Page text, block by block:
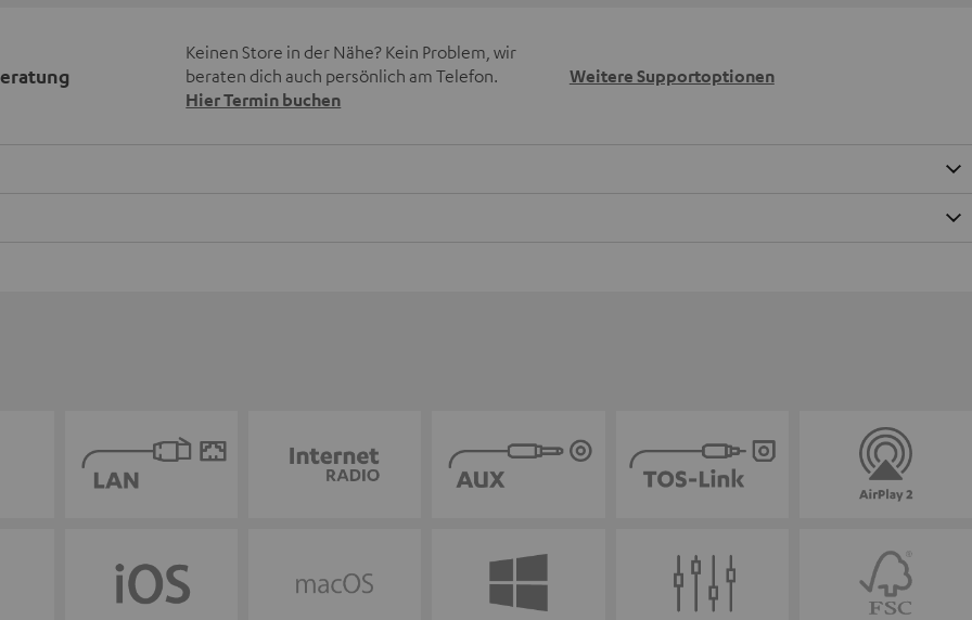
Keinen Store in der Nähe? Kein Problem, wir
beraten dich auch persönlich am Telefon.
Hier Termin buchen
Weitere Supportoptionen